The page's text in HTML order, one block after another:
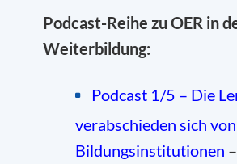
Podcast-Reihe zu OER in
Weiterbildung:
Podcast 1/5 – Die
verabschieden sich
Bildungsinstitutionen